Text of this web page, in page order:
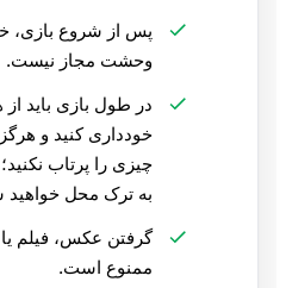
پس از شروع بازی،
وحشت مجاز نیست.
در طول بازی باید از
خودداری کنید و
چیزی را پرتاب
به ترک محل خواهید
گرفتن عکس، فیلم
ممنوع است.